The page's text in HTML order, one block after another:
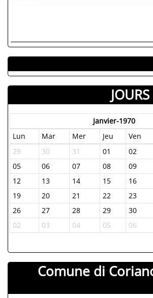
Janvier-1970
Lun
Mar Mer Jeu Ven
29
30 31 01 02
05
06 07 08 09
12
13 14 15 16
19
20 21 22 23
26
27 28 29 30
02
03 04 05 06
Comune di